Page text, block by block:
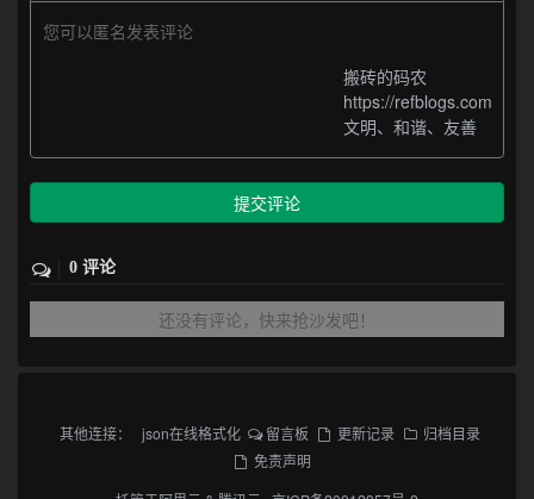
您可以匿名发表评论
搬砖的码农
https://refblogs.com
文明、和谐、友善
提交评论
0 评论
还没有评论，快来抢沙发吧！
其他连接： json在线格式化 留言板 更新记录
归档目录
免责声明